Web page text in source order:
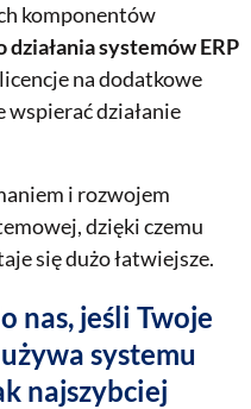
komponentów
działania systemów ERP
na dodatkowe
działanie
i rozwojem
dzięki czemu
się dużo łatwiejsze.
nas, jeśli Twoje
systemu
najszybciej